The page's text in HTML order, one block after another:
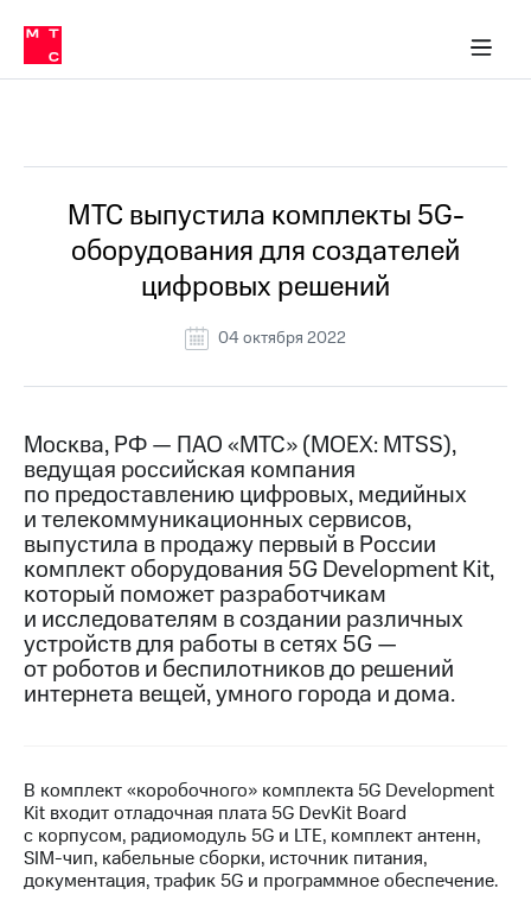
Медиа-центр
и акционерам
Устойчивое развитие
Комплаенс и деловая этика
компании
Карьера
История
компании
Руководство
информация
Контакты
Медиа-центр
Пресс-
релизы
МТС
о технологиях
Достижения
Интервью
Контакты
Новости
в
регионе
в МТС
Пресс-
релизы
о технологиях
МТС выпустила комплекты 5G-
оборудования для создателей
цифровых решений
04 октября 2022
Москва, РФ — ПАО «МТС» (MOEX: MTSS),
ведущая российская компания
по предоставлению цифровых, медийных
и телекоммуникационных сервисов,
выпустила в продажу первый в России
комплект оборудования 5G Development Kit,
который поможет разработчикам
и исследователям в создании различных
устройств для работы в сетях 5G —
от роботов и беспилотников до решений
интернета вещей, умного города и дома.
В комплект «коробочного» комплекта 5G Development
Kit входит отладочная плата 5G DevKit Board
с корпусом, радиомодуль 5G и LTE, комплект антенн,
SIM-чип, кабельные сборки, источник питания,
документация, трафик 5G и программное обеспечение.